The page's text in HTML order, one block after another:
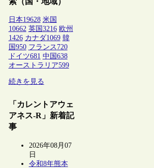
日本19628 米国
10662 英国 3216 欧州
1426 カナダ1069 韓
国 950 フランス 720
ドイツ681 中国 638
オーストラリア599
続きを見る
「カレントアウェ
アネス-R」新着記
事
2026年08月07
日
令和8年熊本